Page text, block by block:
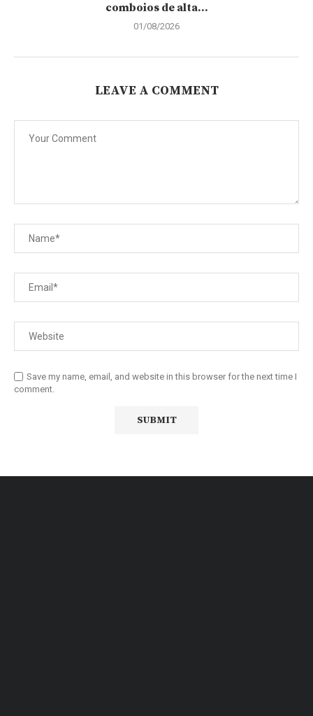
comboios de alta...
01/08/2026
LEAVE A COMMENT
Save my name, email, and website in this browser for the next time I
comment.